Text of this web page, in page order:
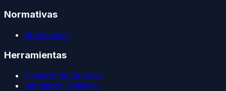
Normativas
Solvencia II
Herramientas
Glosario de Seguros
Simulador Siniestro